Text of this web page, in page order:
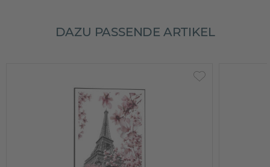
DAZU PASSENDE ARTIKEL